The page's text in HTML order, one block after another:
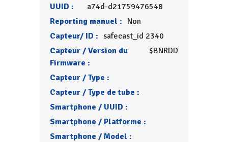
UUID :
a74d-d21759476548
Reporting manuel : Non
Capteur/ ID : safecast_id 2340
Capteur / Version du
Firmware :
$BNRDD
Capteur / Type :
Capteur / Type de tube :
Smartphone / UUID :
Smartphone / Platforme :
Smartphone / Model :